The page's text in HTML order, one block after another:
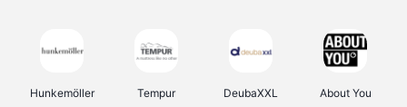
Hunkemöller Tempur DeubaXXL About You